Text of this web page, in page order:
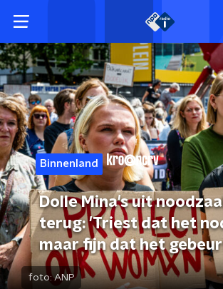
Binnenland
Dolle Mina's uit
terug: 'Triest dat het
maar fijn dat het
foto:ANP